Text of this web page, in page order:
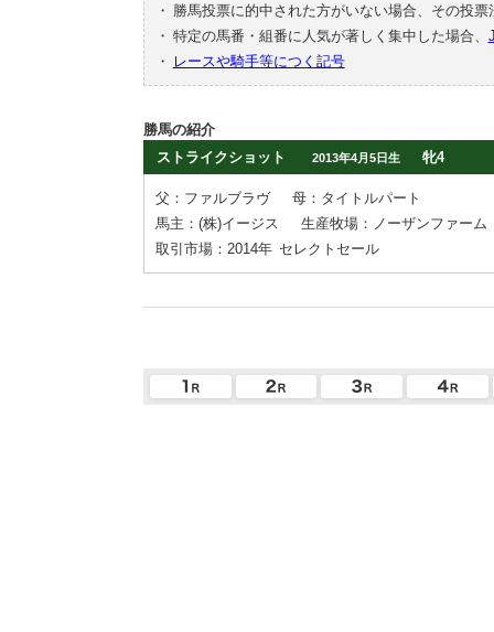
・
勝馬投票に的中された方がいない場合、その投
・ 特定の馬番・組番に人気が著しく集中した場合、
・
レースや騎手等につく記号
勝馬の紹介
ストライクショット
2013年4月5日生 牝4
父：ファルブラヴ
母：タイトルパート
馬主：(株)イージス
生産牧場：ノーザンファーム
取引市場：2014年 セレクトセール